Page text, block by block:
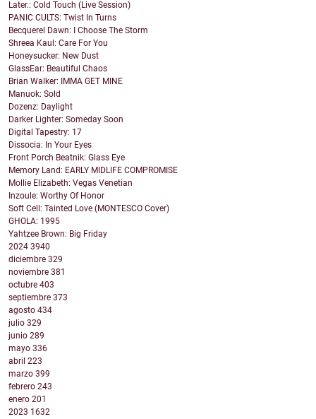
Later.: Cold Touch (Live Session)
PANIC CULTS: Twist In Turns
Becquerel Dawn: I Choose The Storm
Shreea Kaul: Care For You
Honeysucker: New Dust
GlassEar: Beautiful Chaos
Brian Walker: IMMA GET MINE
Manuok: Sold
Dozenz: Daylight
Darker Lighter: Someday Soon
Digital Tapestry: 17
Dissocia: In Your Eyes
Front Porch Beatnik: Glass Eye
Memory Land: EARLY MIDLIFE COMPROMISE
Mollie Elizabeth: Vegas Venetian
Inzoule: Worthy Of Honor
Soft Cell: Tainted Love (MONTESCO Cover)
GHOLA: 1995
Yahtzee Brown: Big Friday
2024 3940
diciembre 329
noviembre 381
octubre 403
septiembre 373
agosto 434
julio 329
junio 289
mayo 336
abril 223
marzo 399
febrero 243
enero 201
2023 1632